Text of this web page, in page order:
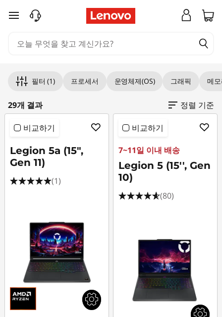
주요 콘텐츠로 건너뛰기
필터(1) 프로세서 운영체제(OS) 그래픽 메
29개 결과 정렬 기준
비교하기
Legion 5a (15",
Gen 11)
(1)
비교하기
7~11일 이내 배송
Legion 5 (15'', Gen
10)
(80)